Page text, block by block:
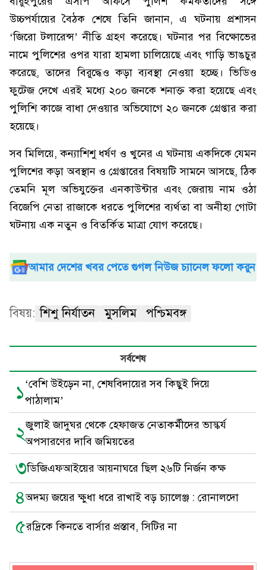
উচ্চপর্যায়ের বৈঠক শেষে তিনি জানান, এ ঘটনায় প্রশাসন
‘জিরো টলারেন্স’ নীতি গ্রহণ করেছে। ঘটনার পর বিক্ষোভের
নামে পুলিশের ওপর যারা হামলা চালিয়েছে এবং গাড়ি ভাঙচুর
করেছে, তাদের বিরুদ্ধেও কড়া ব্যবস্থা নেওয়া হচ্ছে। ভিডিও
ফুটেজ দেখে এরই মধ্যে ২০০ জনকে শনাক্ত করা হয়েছে এবং
পুলিশি কাজে বাধা দেওয়ার অভিযোগে ২০ জনকে গ্রেপ্তার করা
হয়েছে।
সব মিলিয়ে, কন্যাশিশু ধর্ষণ ও খুনের এ ঘটনায় একদিকে যেমন
পুলিশের কড়া অবস্থান ও গ্রেপ্তারের বিষয়টি সামনে আসছে, ঠিক
তেমনি মূল অভিযুক্তের এনকাউন্টার এবং জেরায় নাম ওঠা
বিজেপি নেতা রাজাকে ধরতে পুলিশের ব্যর্থতা বা অনীহা গোটা
ঘটনায় এক নতুন ও বিতর্কিত মাত্রা যোগ করেছে।
আমার দেশের খবর পেতে গুগল নিউজ চ্যানেল ফলো করুন
বিষয়: শিশু নির্যাতন মুসলিম পশ্চিমবঙ্গ
সর্বশেষ
১‘বেশি উইড়েন না, শেষবিদায়ের সব কিছুই দিয়ে
পাঠালাম’
২জুলাই জাদুঘর থেকে হেফাজত নেতাকর্মীদের ভাস্কর্য
অপসারণের দাবি জমিয়তের
৩ডিজিএফআইয়ের আয়নাঘরে ছিল ২৬টি নির্জন কক্ষ
৪অদম্য জয়ের ক্ষুধা ধরে রাখাই বড় চ্যালেঞ্জ : রোনালদো
৫রদ্রিকে কিনতে বার্সার প্রস্তাব, সিটির না